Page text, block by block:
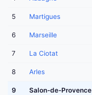
5 Martigues
6 Marseille
7 La Ciotat
8 Arles
9 Salon-de-Provence